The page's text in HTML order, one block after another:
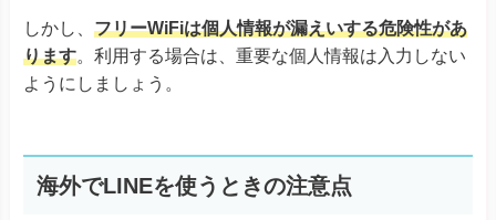
ります 。利用する場合は、重要な個人情報は入力しない
ようにしましょう。
海外でLINEを使うときの注意点